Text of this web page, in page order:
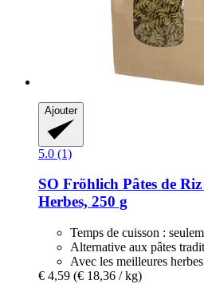
Ajouter
5.0 (1)
SO Fröhlich Pâtes de
Herbes, 250 g
Temps de cuisson :
Alternative aux pâtes
Avec les meilleures
€ 4,59 (€ 18,36 / kg)